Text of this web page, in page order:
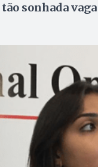
sonhada